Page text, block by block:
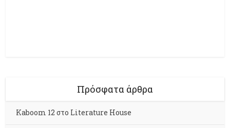
Πρόσφατα άρθρα
Kaboom 12 στο Literature House